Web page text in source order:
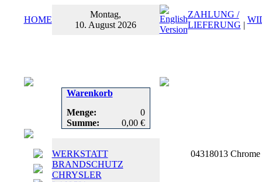
HOME
Montag,
10. August 2026
ZAHLUNG /
LIEFERUNG |
Warenkorb
Menge:
0
Summe:
0,00 €
WERKSTATT
BRANDSCHUTZ
CHRYSLER
04318013